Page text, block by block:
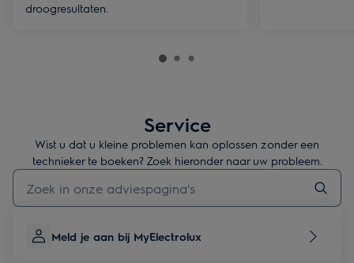
droogresultaten.
Service
Wist u dat u kleine problemen kan oplossen zonder een
technieker te boeken? Zoek hieronder naar uw probleem.
Typ om hulpartikels te zoeken
Meld je aan bij MyElectrolux